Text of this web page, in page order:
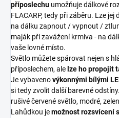
příposlechu umožňuje dálkové
FLACARP, tedy při záběru. Lze
na dálku zapnout / vypnout /
maják při zavážení krmiva - na
vaše lovné místo.
Světlo můžete spárovat nejen s
příposlechem, ale lze ho propojit
Je vybavenovýkonnými bílými
si tedy zvolit další barevné
rušivé červené světlo, modré,
Lahůdkou jemožnost rozsvícení